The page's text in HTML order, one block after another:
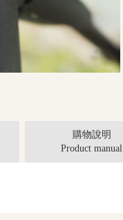
購物說明
Product manual